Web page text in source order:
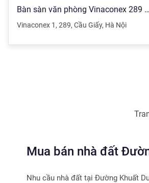
Bàn sàn văn phòng Vinaconex 289 Khuất Duy Tiến, Thanh Xuân 396m2 giá 45 tr/m2 sổ đỏ lâu dài
Vinaconex 1 , 289, Cầu Giấy, Hà Nội
Mua bán nhà đất
Nhu cầu nhà đất tại Đường Khuất